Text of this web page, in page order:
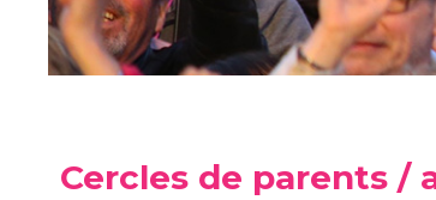
Cercles de parents /